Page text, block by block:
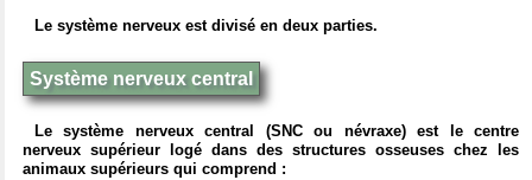
Le système nerveux est divisé en deux parties.
Système nerveux central
Le système nerveux central (SNC ou névraxe) est le centre
nerveux supérieur logé dans des structures osseuses chez les
animaux supérieurs qui comprend :